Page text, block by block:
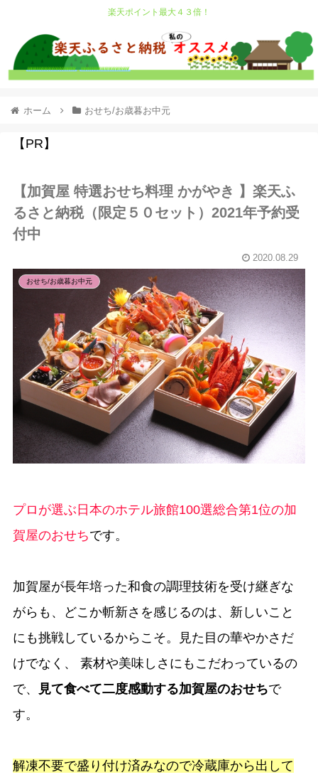
楽天ポイント最大４３倍！
ホーム おせち/お歳暮お中元
【PR】
【加賀屋 特選おせち料理 かがやき 】楽天ふ
るさと納税（限定５０セット）2021年予約受
付中
2020.08.29
おせち/お歳暮お中元
プロが選ぶ日本のホテル旅館100選総合第1位の加
賀屋のおせちです。
加賀屋が長年培った和食の調理技術を受け継ぎな
がらも、どこか斬新さを感じるのは、新しいこと
にも挑戦しているからこそ。見た目の華やかさだ
けでなく、 素材や美味しさにもこだわっているの
で、
見て食べて二度感動する加賀屋のおせちで
す。
解凍不要で盛り付け済みなので冷蔵庫から出して